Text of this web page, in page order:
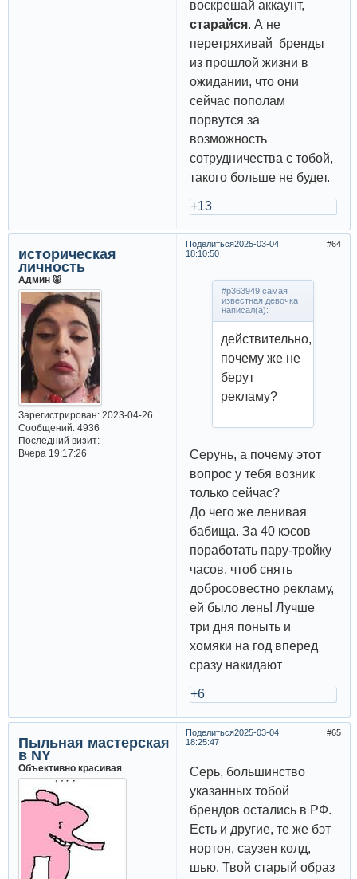
воскрешай аккаунт,
старайся. А не
перетряхивай бренды
из прошлой жизни в
ожидании, что они
сейчас пополам
порвутся за
возможность
сотрудничества с тобой,
такого больше не будет.
+13
Поделиться 64
2025-03-04
18:10:50
историческая
личность
Админ 🐷
Зарегистрирован: 2023-04-26
Сообщений:4936
Последний визит:
Вчера 19:17:26
#p363949,самая
известная девочка
написал(а):
действительно,
почему же не
берут
рекламу?
Серунь, а почему этот
вопрос у тебя возник
только сейчас?
До чего же ленивая
бабища. За 40 кэсов
поработать пару-тройку
часов, чтоб снять
добросовестно рекламу,
ей было лень! Лучше
три дня поныть и
хомяки на год вперед
сразу накидают
+6
Поделиться 65
2025-03-04
18:25:47
Пыльная мастерская
в NY
Объективно красивая
Серь, большинство
указанных тобой
брендов остались в РФ.
Есть и другие, те же бэт
нортон, саузен колд,
шью. Твой старый образ